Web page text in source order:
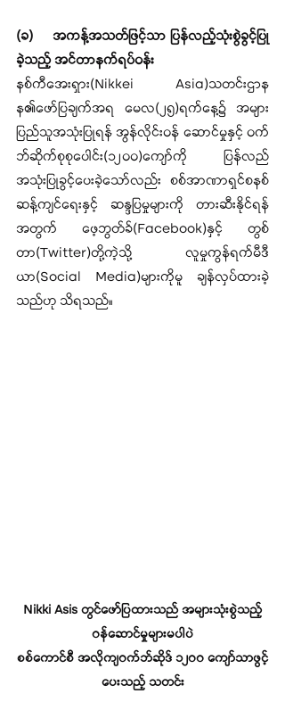
(ခ)	အကန့်အသတ်ဖြင့်သာ ပြန်လည့်သုံးစွဲခွင့်ပြု
ခဲ့သည့် အင်တာနက်ရပ်ဝန်း
နစ်ကီအေးရှား(Nikkei Asia)သတင်းဌာန
န၏ဖော်ပြချက်အရ မေလ(၂၅)ရက်နေ့၌ အများ
ပြည်သူအသုံးပြုရန် အွန်လိုင်းဝန် ဆောင်မှုနှင့် ဝက်
ဘ်ဆိုက်စုစုပေါင်း(၁၂၀၀)ကျော်ကို ပြန်လည်
အသုံးပြုခွင့်ပေးခဲ့သော်လည်း စစ်အာဏာရှင်စနစ်
ဆန့်ကျင်ရေးနှင့် ဆန္ဒပြမှုများကို တားဆီးနိုင်ရန်
အတွက် ဖေ့ဘွတ်ခ်(Facebook)နှင့် တွစ်
တာ(Twitter)တို့ကဲ့သို့ လူမှုကွန်ရက်မီဒီ
ယာ(Social Media)များကိုမူ ချန်လှပ်ထားခဲ့
သည်ဟု သိရသည်။
ဝန်ဆောင်မှုများမပါပဲ
စစ်ကောင်စီ အလိုကျဝက်ဘ်ဆိုဒ် ၁၂၀၀ ကျော်သာဖွင့်
ပေးသည့် သတင်း